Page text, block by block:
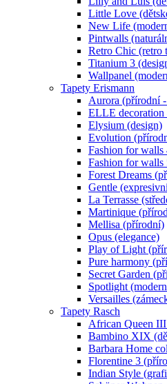
Little Love
New Life
Pintwalls
Retro Chic (retro
Titanium 3
Wallpanel
Tapety Erismann
Aurora (přírodní
ELLE decoration
Elysium (design)
Evolution
Fashion for walls
Fashion for walls
Forest Dreams
Gentle
La Terrasse
Martinique
Mellisa (přírodní)
Opus (elegance)
Play of Light
Pure harmony
Secret Garden
Spotlight
Versailles
Tapety Rasch
African Queen
Bambino XIX
Barbara Home
Florentine 3
Indian Style